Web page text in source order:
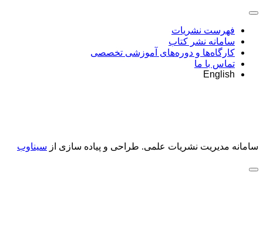
فهرست نشریات
سامانه نشر کتاب
کارگاه‌ها و دوره‌های آموزشی تخصصی
تماس با ما
English
سامانه مدیریت نشریات علمی. طراحی و پیاده سازی از سیناوب